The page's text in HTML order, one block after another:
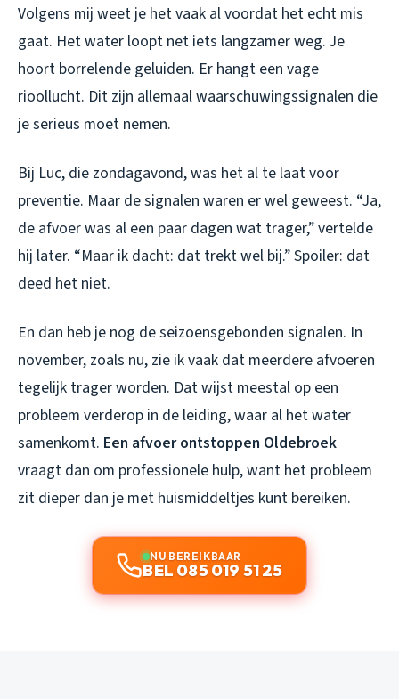
Volgens mij weet je het vaak al voordat het echt mis
gaat. Het water loopt net iets langzamer weg. Je
hoort borrelende geluiden. Er hangt een vage
rioollucht. Dit zijn allemaal waarschuwingssignalen die
je serieus moet nemen.
Bij Luc, die zondagavond, was het al te laat voor
preventie. Maar de signalen waren er wel geweest. “Ja,
de afvoer was al een paar dagen wat trager,” vertelde
hij later. “Maar ik dacht: dat trekt wel bij.” Spoiler: dat
deed het niet.
En dan heb je nog de seizoensgebonden signalen. In
november, zoals nu, zie ik vaak dat meerdere afvoeren
tegelijk trager worden. Dat wijst meestal op een
probleem verderop in de leiding, waar al het water
samenkomt. Een afvoer ontstoppen Oldebroek
vraagt dan om professionele hulp, want het probleem
zit dieper dan je met huismiddeltjes kunt bereiken.
NU BEREIKBAAR
BEL 085 019 51 25